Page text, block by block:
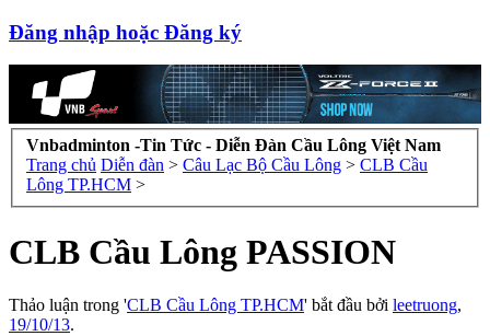
Đăng nhập hoặc Đăng ký
Vnbadminton -Tin Tức - Diễn Đàn Cầu Lông Việt Nam
Trang chủ Diễn đàn > Câu Lạc Bộ Cầu Lông > CLB Cầu
Lông TP.HCM >
CLB Cầu Lông PASSION
Thảo luận trong 'CLB Cầu Lông TP.HCM' bắt đầu bởi leetruong,
19/10/13.